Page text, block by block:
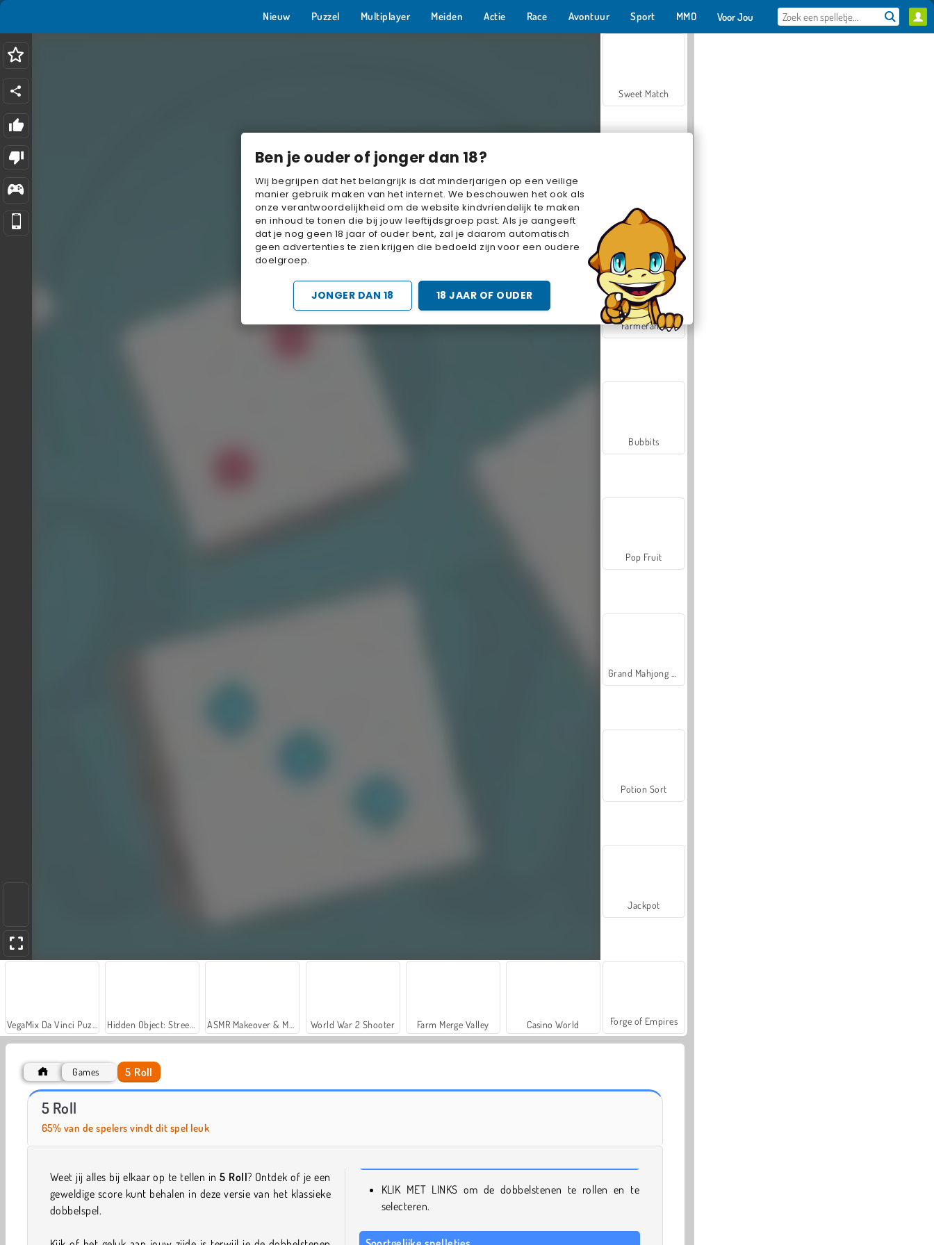
Ben je ouder of jonger dan 18?
Wij begrijpen dat het belangrijk is dat minderjarigen op een veilige
manier gebruik maken van het internet. We beschouwen het ook als
onze verantwoordelijkheid om de website kindvriendelijk te maken
en inhoud te tonen die bij jouw leeftijdsgroep past. Als je aangeeft
dat je nog geen 18 jaar of ouder bent, zal je daarom automatisch
geen advertenties te zien krijgen die bedoeld zijn voor een oudere
doelgroep.
JONGER DAN 18 18 JAAR OF OUDER
Nieuw Puzzel Multiplayer Meiden Actie Race Avontuur Sport MMO Voor Jou
World War 2 Shooter Farm Merge Valley Casino World
Let's Fish!
Sweet Match
Zen Solitaire
Farmerama
Bubbits
Pop Fruit
Potion Sort
Jackpot
Forge of Empires
Games 5 Roll
5 Roll
65% van de spelers vindt dit spel leuk
Weet jij alles bij elkaar op te tellen in5 Roll? Ontdek of je een
geweldige score kunt behalen in deze versie van het klassieke
dobbelspel.
KLIK MET LINKS om de dobbelstenen te rollen en te
selecteren.